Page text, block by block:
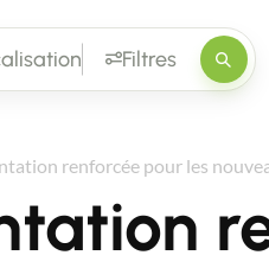
Filtres
renforcée pour les